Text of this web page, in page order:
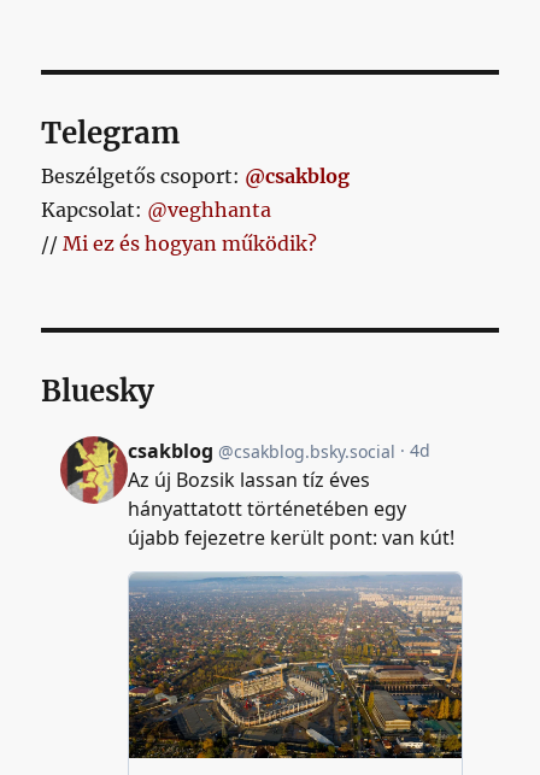
Telegram
Beszélgetős csoport: @csakblog
Kapcsolat: @veghhanta
//Mi ez és hogyan működik?
Bluesky